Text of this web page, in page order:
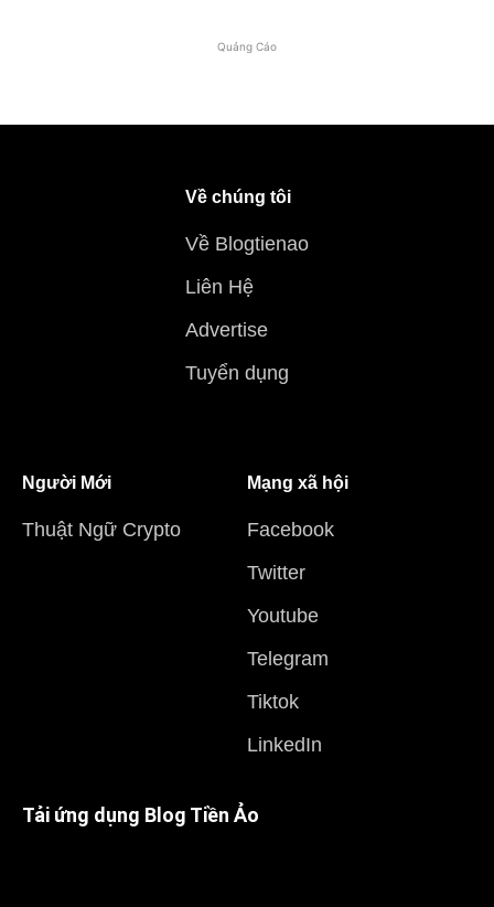
Quảng Cáo
Về chúng tôi
Về Blogtienao
Liên Hệ
Advertise
Tuyển dụng
Người Mới
Thuật Ngữ Crypto
Mạng xã hội
Facebook
Twitter
Youtube
Telegram
Tiktok
LinkedIn
Tải ứng dụng Blog Tiền Ảo